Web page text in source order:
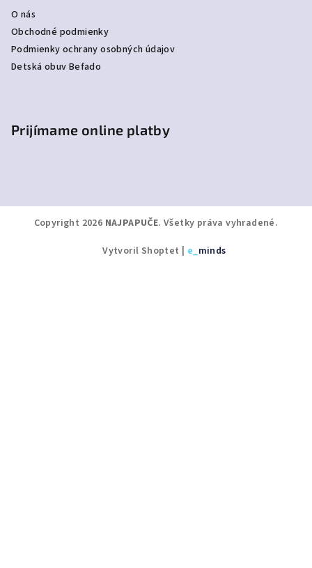
O nás
Obchodné podmienky
Podmienky ochrany osobných údajov
Detská obuv Befado
Prijímame online platby
Copyright 2026 NAJPAPUČE. Všetky práva vyhradené.
Vytvoril Shoptet
e_minds